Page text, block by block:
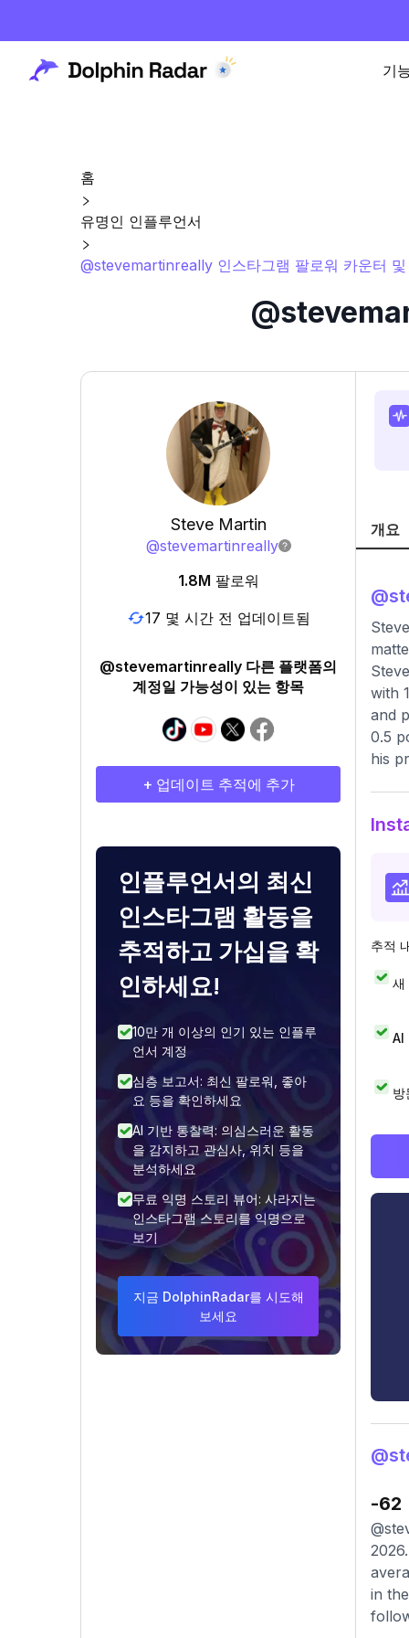
기
홈
유명인 인플루언서
@stevemartinreally 인스타그램 팔로워 카운터
Steve Martin
@stevemartinreally
1.8M 팔로워
17 몇 시간 전 업데이트됨
@stevemartinreally 다른 플랫폼의
계정일 가능성이 있는 항목
+ 업데이트 추적에 추가
인플루언서의 최신
인스타그램 활동을
추적하고 가십을 확
인하세요!
10만 개 이상의 인기 있는 인플루
언서 계정
심층 보고서: 최신 팔로워, 좋아
요 등을 확인하세요
AI 기반 통찰력: 의심스러운 활동
을 감지하고 관심사, 위치 등을
분석하세요
무료 익명 스토리 뷰어: 사라지는
인스타그램 스토리를 익명으로
보기
지금 DolphinRadar를 시도해
보세요
개요
@
with
and
0.5
his
추적
새
AI
방
-62
in